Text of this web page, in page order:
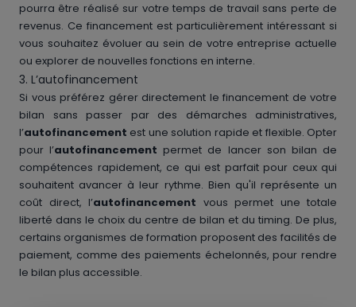
pourra être réalisé sur votre temps de travail sans perte de
revenus. Ce financement est particulièrement intéressant si
vous souhaitez évoluer au sein de votre entreprise actuelle
ou explorer de nouvelles fonctions en interne.
3. L’autofinancement
Si vous préférez gérer directement le financement de votre
bilan sans passer par des démarches administratives,
l’autofinancement est une solution rapide et flexible. Opter
pour l’autofinancement permet de lancer son bilan de
compétences rapidement, ce qui est parfait pour ceux qui
souhaitent avancer à leur rythme. Bien qu'il représente un
coût direct, l’autofinancement vous permet une totale
liberté dans le choix du centre de bilan et du timing. De plus,
certains organismes de formation proposent des facilités de
paiement, comme des paiements échelonnés, pour rendre
le bilan plus accessible.